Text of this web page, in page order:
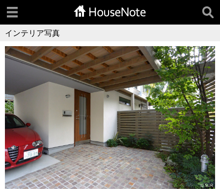
インテリア写真